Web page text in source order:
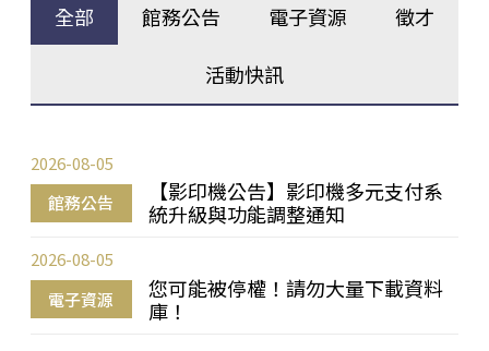
全部 館務公告 電子資源 徵才
活動快訊
館務公告
【影印機公告】影印機多元支付系
統升級與功能調整通知
2026-08-05
電子資源
您可能被停權！請勿大量下載資料
庫！
2026-08-05